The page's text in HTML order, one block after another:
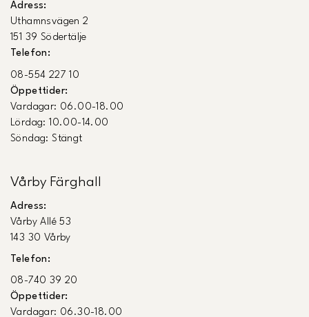
Adress:
Uthamnsvägen 2
151 39 Södertälje
Telefon:
08-554 227 10
Öppettider:
Vardagar: 06.00-18.00
Lördag: 10.00-14.00
Söndag: Stängt
Vårby Färghall
Adress:
Vårby Allé 53
143 30 Vårby
Telefon:
08-740 39 20
Öppettider:
Vardagar: 06.30-18.00